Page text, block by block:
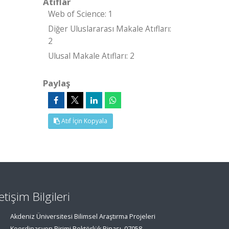
Web of Science: 1
Diğer Uluslararası Makale Atıfları:
2
Ulusal Makale Atıfları: 2
Paylaş
Atıf İçin Kopyala
Bilgileri
Akdeniz Üniversitesi Bilimsel Araştırma Projeleri